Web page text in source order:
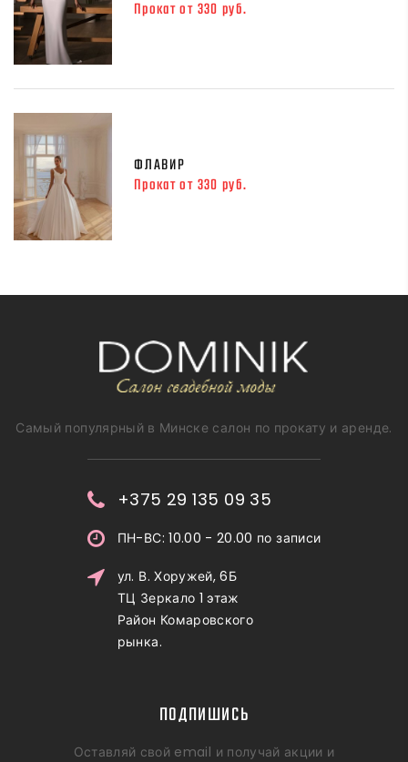
Прокат от 330 руб.
ФЛАВИР
Прокат от 330 руб.
Самый популярный в Минске салон по прокату и аренде.
+375 29 135 09 35
ПН-ВС: 10.00 - 20.00 по записи
ул. В. Хоружей, 6Б
ТЦ Зеркало 1 этаж
Район Комаровского
рынка.
ПОДПИШИСЬ
Оставляй свой email и получай акции и